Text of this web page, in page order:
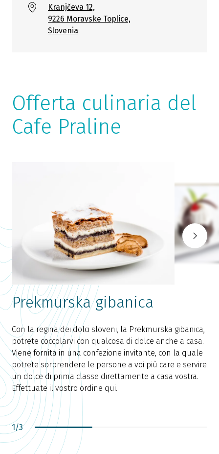
Kranjčeva 12,
9226 Moravske Toplice,
Slovenia
Offerta culinaria del
Cafe Praline
Prekmurska gibanica
Con la regina dei dolci sloveni, la Prekmurska gibanica,
potrete coccolarvi con qualcosa di dolce anche a casa.
Viene fornita in una confezione invitante, con la quale
potrete sorprendere le persone a voi più care e servire
un dolce di prima classe direttamente a casa vostra.
Effettuate il vostro ordine qui.
1/3